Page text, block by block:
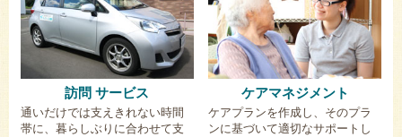
訪問 サービス
通いだけでは支えきれない時間
帯に、暮らしぶりに合わせて支
ケアマネジメント
ケアプランを作成し、そのプラ
ンに基づいて適切なサポートし